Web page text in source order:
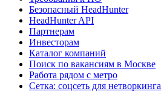
Безопасный HeadHunter
HeadHunter API
Партнерам
Инвесторам
Каталог компаний
Поиск по вакансиям в Москве
Работа рядом с метро
Сетка: соцсеть для нетворкинга